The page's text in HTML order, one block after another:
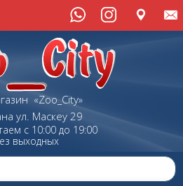
«Zoo_City»
ул. Маскеу29
с 10:00 до 19:00
выходных